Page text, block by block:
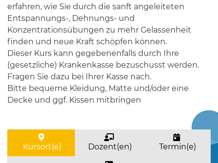
erfahren, wie Sie durch die sanft angeleiteten
Entspannungs-, Dehnungs- und
Konzentrationsübungen zu mehr Gelassenheit
finden und neue Kraft schöpfen können.
Dieser Kurs kann gegebenenfalls durch Ihre
(gesetzliche) Krankenkasse bezuschusst werden.
Fragen Sie dazu bei Ihrer Kasse nach.
Bitte bequeme Kleidung, Matte und/oder eine
Decke und ggf. Kissen mitbringen
Kursort(e) Dozent(en) Termin(e)